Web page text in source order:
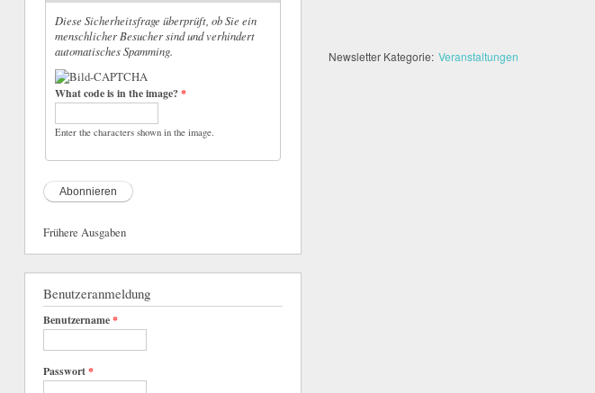
Newsletter Kategorie: Veranstaltungen
Diese Sicherheitsfrage überprüft, ob Sie ein
menschlicher Besucher sind und verhindert
automatisches Spamming.
What code is in the image?*
Enter the characters shown in the image.
Frühere Ausgaben
Benutzeranmeldung
Benutzername*
Passwort*